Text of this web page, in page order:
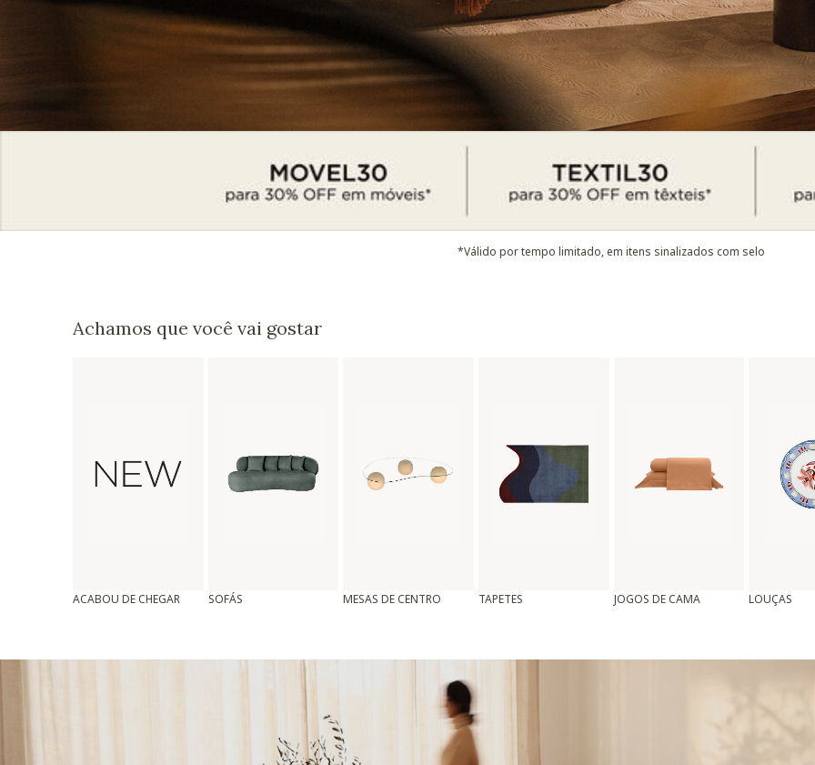
*Válido por tempo limitado, em itens sinalizados com selo
Achamos que você vai gostar
ACABOU DE CHEGAR SOFÁS MESAS DE CENTRO TAPETES JOGOS DE CAMA LOUÇAS